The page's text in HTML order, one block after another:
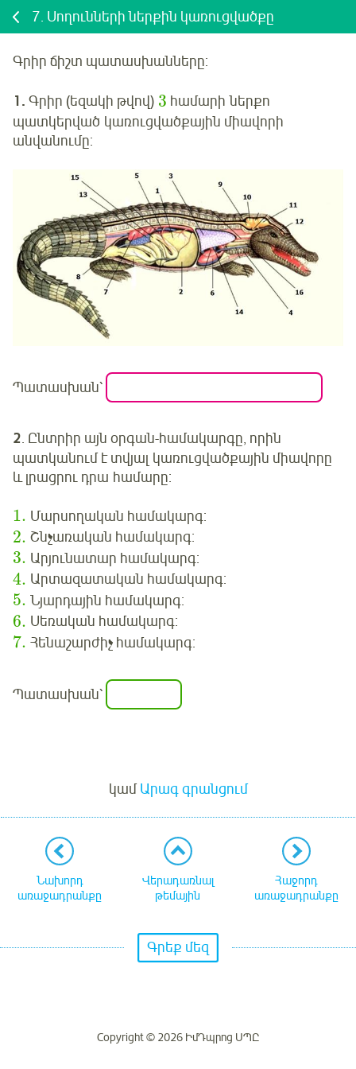
7. Սողունների ներքին կառուցվածքը
Գրիր ճիշտ պատասխանները:
1. Գրիր (եզակի թվով) 3 համարի ներքո
պատկերված կառուցվածքային միավորի
անվանումը:
Պատասխան՝
2. Ընտրիր այն օրգան-համակարգը, որին
պատկանում է տվյալ կառուցվածքային միավորը
և լրացրու դրա համարը:
1. Մարսողական համակարգ:
2. Շնչառական համակարգ:
3. Արյունատար համակարգ:
4. Արտազատական համակարգ:
5. Նյարդային համակարգ:
6. Սեռական համակարգ:
7. Հենաշարժիչ համակարգ:
Պատասխան՝
կամԱրագ գրանցում
Նախորդ
առաջադրանքը
Վերադառնալ
թեմային
Հաջորդ
առաջադրանքը
Գրեք մեզ
Copyright © 2026 ԻմԴպրոց ՍՊԸ